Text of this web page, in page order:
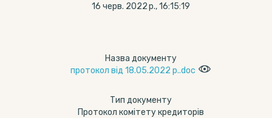
16 черв. 2022 р., 16:15:19
Назва документу
протокол від 18.05.2022 р..doc
Тип документу
Протокол комітету кредиторів